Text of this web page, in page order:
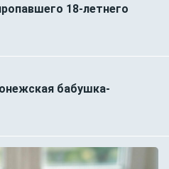
18-летнего
бабушка-